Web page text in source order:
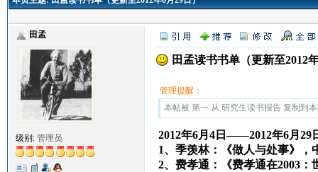
田孟
级别: 管理员
田孟读书书单（更新至2012
管理提醒：
本帖被 第一 从 研究生读书报告 复制到
2012年6月4日——2012年6月29
1、季羡林：《做人与处事》，
2、费孝通：《费孝通在2003